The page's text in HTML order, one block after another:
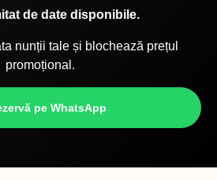
de date disponibile.
nunții tale și blochează prețul
promoțional.
pe WhatsApp